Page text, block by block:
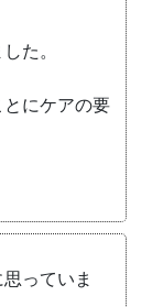
た。
にケアの要
っていま